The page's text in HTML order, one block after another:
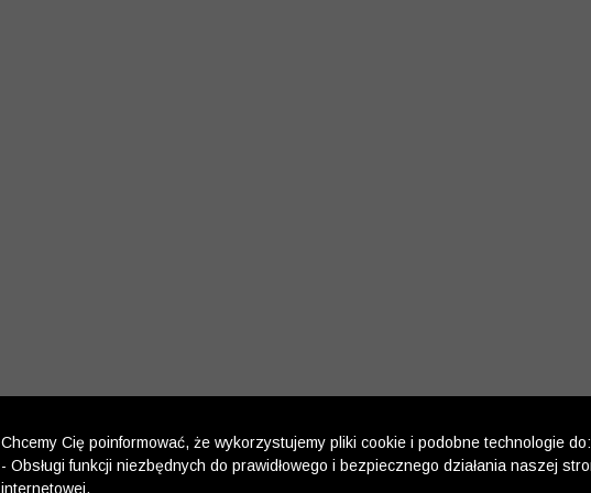
Chcemy Cię poinformować, że wykorzystujemy pliki cookie i podobne technologie do:
- Obsługi funkcji niezbędnych do prawidłowego i bezpiecznego działania naszej
internetowej.